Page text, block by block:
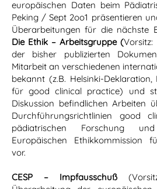
europäischen Daten beim
Peking / Sept 2oo1 präsentieren
Überarbeitungen für die nächste
Die Ethik – Arbeitsgruppe (Vorsitz:
der bisher publizierten
Mitarbeit an verschiedenen
bekannt (z.B. Helsinki-
für good clinical practice) und
Diskussion befindlichen Arbeiten
Durchführungsrichtlinien good
pädiatrischen Forschung
Europäischen Ethikkommission
vor.
CESP – Impfausschuß